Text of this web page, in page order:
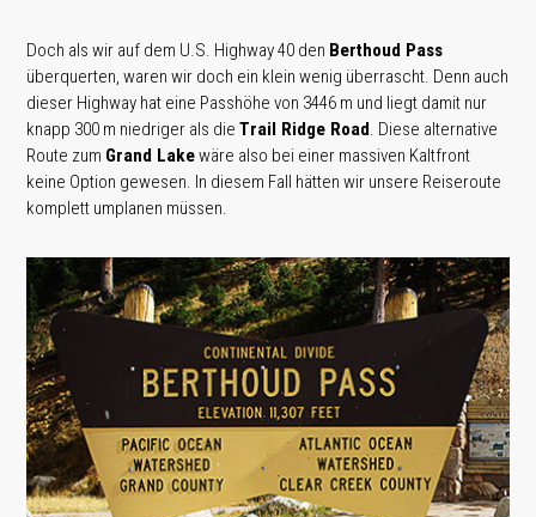
Doch als wir auf dem U.S. Highway 40 den Berthoud Pass
überquerten, waren wir doch ein klein wenig überrascht. Denn auch
dieser Highway hat eine Passhöhe von 3446 m und liegt damit nur
knapp 300 m niedriger als dieTrail Ridge Road. Diese alternative
Route zum Grand Lakewäre also bei einer massiven Kaltfront
keine Option gewesen. In diesem Fall hätten wir unsere Reiseroute
komplett umplanen müssen.